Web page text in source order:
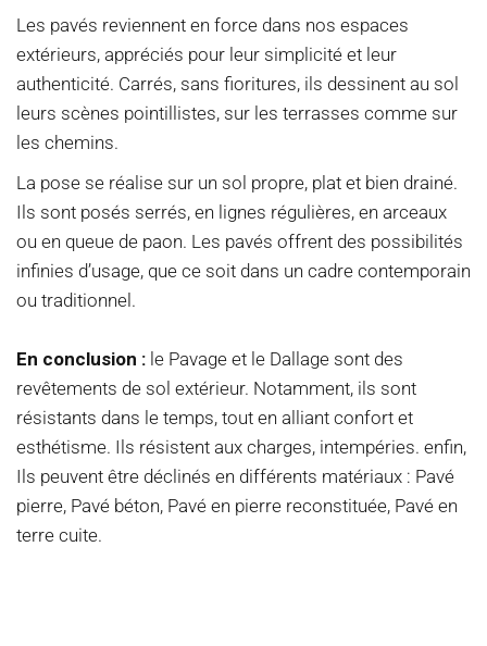
Les pavés reviennent en force dans nos espaces
extérieurs, appréciés pour leur simplicité et leur
authenticité. Carrés, sans fioritures, ils dessinent au sol
leurs scènes pointillistes, sur les terrasses comme sur
les chemins.
La pose se réalise sur un sol propre, plat et bien drainé.
Ils sont posés serrés, en lignes régulières, en arceaux
ou en queue de paon. Les pavés offrent des possibilités
infinies d’usage, que ce soit dans un cadre contemporain
ou traditionnel.
En conclusion : le Pavage et le Dallage sont des
revêtements de sol extérieur. Notamment, ils sont
résistants dans le temps, tout en alliant confort et
esthétisme. Ils résistent aux charges, intempéries. enfin,
Ils peuvent être déclinés en différents matériaux : Pavé
pierre, Pavé béton, Pavé en pierre reconstituée, Pavé en
terre cuite.